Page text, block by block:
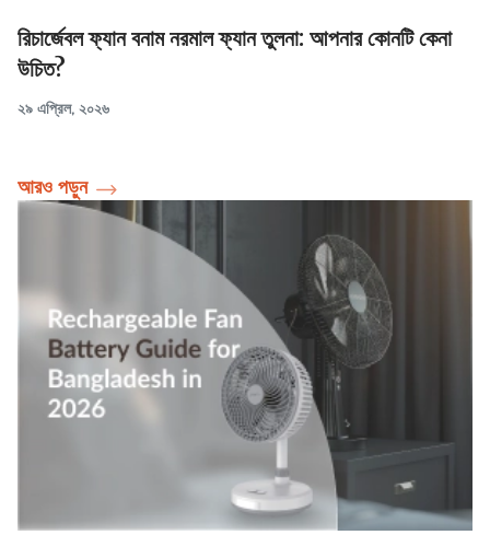
রিচার্জেবল ফ্যান বনাম নরমাল ফ্যান তুলনা: আপনার কোনটি কেনা
উচিত?
২৯ এপ্রিল, ২০২৬
আরও পড়ুন